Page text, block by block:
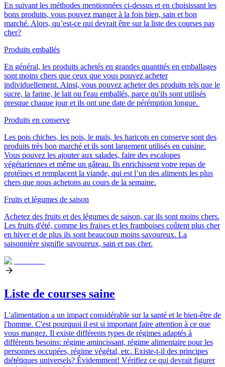
En suivant les méthodes mentionnées ci-dessus et en choisissant les
bons produits, vous pouvez manger à la fois bien, sain et bon
marché. Alors, qu’est-ce qui devrait être sur la liste des courses pas
cher?
Produits emballés
En général, les produits achetés en grandes quantités en emballages
sont moins chers que ceux que vous pouvez acheter
individuellement. Ainsi, vous pouvez acheter des produits tels que le
sucre, la farine, le lait ou l'eau emballés, parce qu'ils sont utilisés
presque chaque jour et ils ont une date de pérémption longue.
Produits en conserve
Les pois chiches, les pois, le maïs, les haricots en conserve sont des
produits très bon marché et ils sont largement utilisés en cuisine.
Vous pouvez les ajouter aux salades, faire des escalopes
végétariennes et même un gâteau. Ils enrichissent votre repas de
protéines et remplacent la viande, qui est l’un des aliments les plus
chers que nous achetons au cours de la semaine.
Fruits et légumes de saison
Achetez des fruits et des légumes de saison, car ils sont moins chers.
Les fruits d'été, comme les fraises et les framboises coûtent plus cher
en hiver et de plus ils sont beaucoup moins savoureux. La
saisonnière signifie savoureux, sain et pas cher.
Liste de courses saine
L'alimentation a un impact considérable sur la santé et le bien-être de
l'homme. C'est pourquoi il est si important faire attention à ce que
vous mangez. Il existe différents types de régimes adaptés à
différents besoins: régime amincissant, régime alimentaire pour les
personnes occupées, régime végétal, etc. Existe-t-il des principes
diététiques universels? Évidemment! Vérifiez ce qui devrait figurer